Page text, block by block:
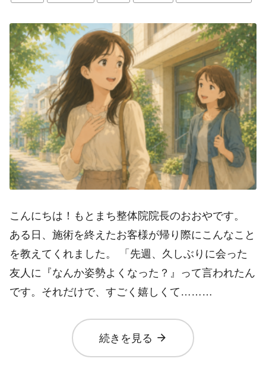
こんにちは！もとまち整体院院長のおおやです。
ある日、施術を終えたお客様が帰り際にこんなこと
を教えてくれました。 「先週、久しぶりに会った
友人に『なんか姿勢よくなった？』って言われたん
です。それだけで、すごく嬉しくて………
続きを見る arrow_forward